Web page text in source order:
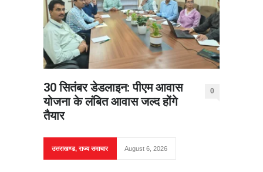
30 सितंबर डेडलाइन: पीएम आवास
योजना के लंबित आवास जल्द होंगे
तैयार
0
उत्तराखण्ड,राज्य समाचार August 6, 2026